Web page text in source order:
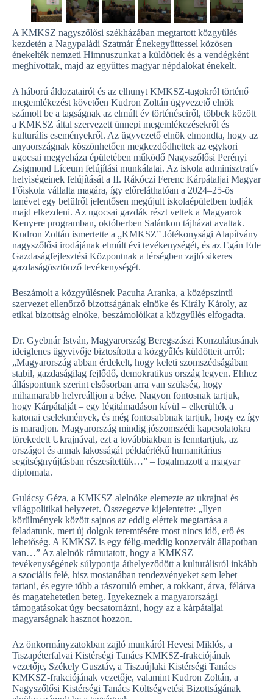
A KMKSZ nagyszőlősi székházában megtartott közgyűlés
kezdetén a Nagypaládi Szatmár Énekegyüttessel közösen
énekelték nemzeti Himnuszunkat a küldöttek és a vendégként
meghívottak, majd az együttes magyar népdalokat énekelt.
A háború áldozatairól és az elhunyt KMKSZ-tagokról történő
megemlékezést követően Kudron Zoltán ügyvezető elnök
számolt be a tagságnak az elmúlt év történéseiről, többek között
a KMKSZ által szervezett ünnepi megemlékezésekről és
kulturális eseményekről. Az ügyvezető elnök elmondta, hogy az
anyaországnak köszönhetően megkezdődhettek az egykori
ugocsai megyeháza épületében működő Nagyszőlősi Perényi
Zsigmond Líceum felújítási munkálatai. Az iskola adminisztratív
helyiségeinek felújítását a II. Rákóczi Ferenc Kárpátaljai Magyar
Főiskola vállalta magára, így előreláthatóan a 2024–25-ös
tanévet egy belülről jelentősen megújult iskolaépületben tudják
majd elkezdeni. Az ugocsai gazdák részt vettek a Magyarok
Kenyere programban, októberben Salánkon tájházat avattak.
Kudron Zoltán ismertette a „KMKSZ” Jótékonysági Alapítvány
nagyszőlősi irodájának elmúlt évi tevékenységét, és az Egán Ede
Gazdaságfejlesztési Központnak a térségben zajló sikeres
gazdaságösztönző tevékenységét.
Beszámolt a közgyűlésnek Pacuha Aranka, a középszintű
szervezet ellenőrző bizottságának elnöke és Király Károly, az
etikai bizottság elnöke, beszámolóikat a közgyűlés elfogadta.
Dr. Gyebnár István, Magyarország Beregszászi Konzulátusának
ideiglenes ügyvivője biztosította a közgyűlés küldötteit arról:
„Magyarország abban érdekelt, hogy keleti szomszédságában
stabil, gazdaságilag fejlődő, demokratikus ország legyen. Ehhez
álláspontunk szerint elsősorban arra van szükség, hogy
mihamarabb helyreálljon a béke. Nagyon fontosnak tartjuk,
hogy Kárpátalját ‒ egy légitámadáson kívül ‒ elkerülték a
katonai cselekmények, és még fontosabbnak tartjuk, hogy ez így
is maradjon. Magyarország mindig jószomszédi kapcsolatokra
törekedett Ukrajnával, ezt a továbbiakban is fenntartjuk, az
országot és annak lakosságát példaértékű humanitárius
segítségnyújtásban részesítettük…” – fogalmazott a magyar
diplomata.
Gulácsy Géza, a KMKSZ alelnöke elemezte az ukrajnai és
világpolitikai helyzetet. Összegezve kijelentette: „Ilyen
körülmények között sajnos az eddig elértek megtartása a
feladatunk, mert új dolgok teremtésére most nincs idő, erő és
lehetőség. A KMKSZ is egy félig-meddig konzervált állapotban
van…” Az alelnök rámutatott, hogy a KMKSZ
tevékenységének súlypontja áthelyeződött a kulturálisról inkább
a szociális felé, hisz mostanában rendezvényeket sem lehet
tartani, és egyre több a rászoruló ember, a rokkant, árva, félárva
és magatehetetlen beteg. Igyekeznek a magyarországi
támogatásokat úgy becsatornázni, hogy az a kárpátaljai
magyarságnak hasznot hozzon.
Az önkormányzatokban zajló munkáról Hevesi Miklós, a
Tiszapéterfalvai Kistérségi Tanács KMKSZ-frakciójának
vezetője, Székely Gusztáv, a Tiszaújlaki Kistérségi Tanács
KMKSZ-frakciójának vezetője, valamint Kudron Zoltán, a
Nagyszőlősi Kistérségi Tanács Költségvetési Bizottságának